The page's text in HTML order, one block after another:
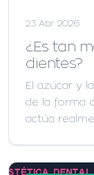
23 Abr 2026
¿Es tan
dientes?
El azúcar y
de la forma
actúa